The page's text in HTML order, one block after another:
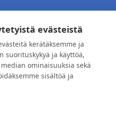
evästeistä
kerätäksemme ja
suorituskykyä ja käyttöä,
ominaisuuksia sekä
sisältöä ja